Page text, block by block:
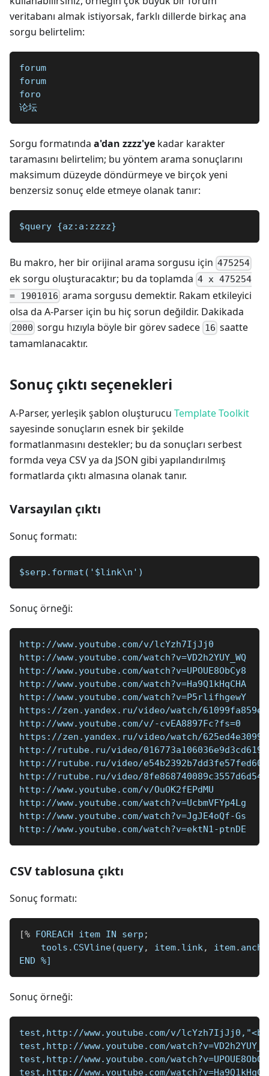
veritabanı almak istiyorsak, farklı dillerde birkaç ana
sorgu belirtelim:
forum
forum
foro
论坛
Sorgu formatında a'dan zzzz'ye kadar karakter
taramasını belirtelim; bu yöntem arama sonuçlarını
maksimum düzeyde döndürmeye ve birçok yeni
benzersiz sonuç elde etmeye olanak tanır:
$query {az:a:zzzz}
Bu makro, her bir orijinal arama sorgusu için 475254
ek sorgu oluşturacaktır; bu da toplamda 4 x 475254
= 1901016 arama sorgusu demektir. Rakam etkileyici
olsa da A-Parser için bu hiç sorun değildir. Dakikada
2000 sorgu hızıyla böyle bir görev sadece 16 saatte
tamamlanacaktır.
Sonuç çıktı seçenekleri
A-Parser, yerleşik şablon oluşturucu Template Toolkit
sayesinde sonuçların esnek bir şekilde
formatlanmasını destekler; bu da sonuçları serbest
formda veya CSV ya da JSON gibi yapılandırılmış
formatlarda çıktı almasına olanak tanır.
Varsayılan çıktı
Sonuç formatı:
$serp.format('$link\n')
Sonuç örneği:
http://www.youtube.com/v/lcYzh7IjJj0
http://www.youtube.com/watch?v=VD2h2YUY_WQ
http://www.youtube.com/watch?v=UPOUE8ObCy8
http://www.youtube.com/watch?v=Ha9Q1kHqCHA
http://www.youtube.com/watch?v=P5rlifhgewY
https://zen.yandex.ru/video/watch/
http://www.youtube.com/v/-cvEA8897Fc?fs=0
https://zen.yandex.ru/video/watch/
http://rutube.ru/video/
http://rutube.ru/video/
http://rutube.ru/video/
http://www.youtube.com/v/OuOK2fEPdMU
http://www.youtube.com/watch?v=UcbmVFYp4Lg
http://www.youtube.com/watch?v=JgJE4oQf-Gs
http://www.youtube.com/watch?v=ektN1-ptnDE
CSV tablosuna çıktı
Sonuç formatı:
[% FOREACH item IN serp ;
    tools
. CSVline(query, item. link, item.
END %]
Sonuç örneği:
test,http://www.youtube.com/v/
test,http://www.youtube.com/
test,http://www.youtube.com/
test,http://www.youtube.com/